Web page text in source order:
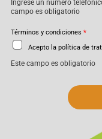
Ingrese un número
campo es obligatorio
Términos y condiciones *
Acepto la política de
Este campo es obligatorio